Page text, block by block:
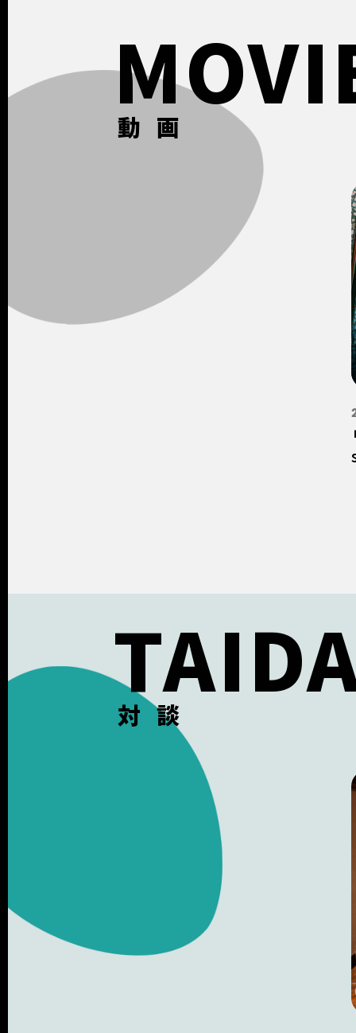
動画
対談